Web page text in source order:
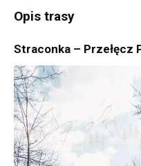
Opis trasy
Straconka – Przełęcz